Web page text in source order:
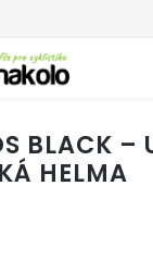
BLACK –
HELMA